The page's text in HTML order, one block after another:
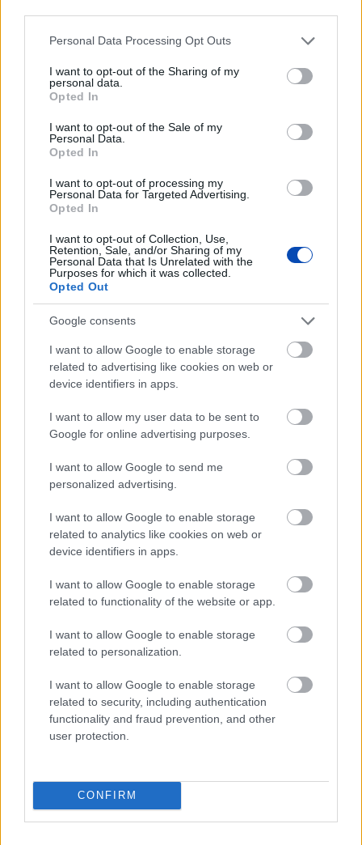
Please note that this website/app uses one or more Google
not limited to your visit or usage behaviour. You may click to
grant or deny consent to Google and its third-party tags to
use your data for below specified purposes in below Google
consent section.
Personal Data Processing Opt Outs
I want to opt-out of the Sharing of my
personal data.
Opted In
I want to opt-out of the Sale of my
Personal Data.
Opted In
I want to opt-out of processing my
Personal Data for Targeted Advertising.
Opted In
I want to opt-out of Collection, Use,
Retention, Sale, and/or Sharing of my
Personal Data that Is Unrelated with the
Purposes for which it was collected.
Opted Out
Google consents
I want to allow Google to enable storage
related to advertising like cookies on web or
device identifiers in apps.
I want to allow my user data to be sent to
Google for online advertising purposes.
I want to allow Google to send me
personalized advertising.
I want to allow Google to enable storage
related to analytics like cookies on web or
device identifiers in apps.
I want to allow Google to enable storage
related to functionality of the website or app.
I want to allow Google to enable storage
related to personalization.
I want to allow Google to enable storage
related to security, including authentication
functionality and fraud prevention, and other
user protection.
CONFIRM
ETO
TOVÁBB
Az új Audi Q6 e-tron –
győri elektromotorral
(GALÉRIA)
Nincs több találgatás,
Prigozsin a halottak
között
Meghalt Prigozsin, lezuhant a repülőgépe
Felvonóban rekedt hét gyerek (FRISSÍTVE)
Politikai barátaink a demokrácia rangsor
TOVÁBB
TUDOMÁNY ÉS TECHNIKA